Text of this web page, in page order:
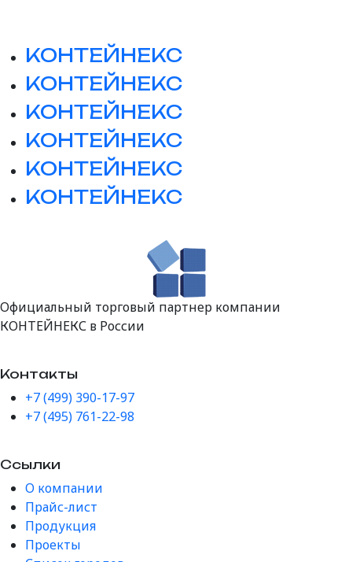
КОНТЕЙНЕКС
КОНТЕЙНЕКС
КОНТЕЙНЕКС
КОНТЕЙНЕКС
КОНТЕЙНЕКС
КОНТЕЙНЕКС
Официальный торговый партнер компании
КОНТЕЙНЕКС в России
Контакты
+7 (499) 390-17-97
+7 (495) 761-22-98
Ссылки
О компании
Прайс-лист
Продукция
Проекты